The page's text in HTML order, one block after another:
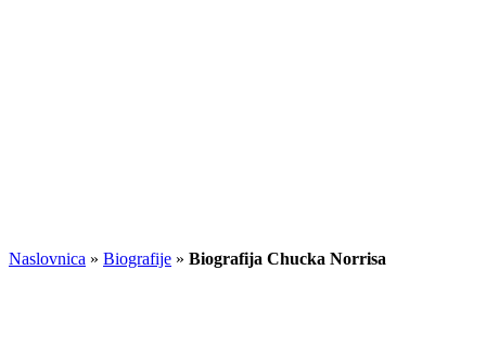
Naslovnica » Biografije » Biografija Chucka Norrisa